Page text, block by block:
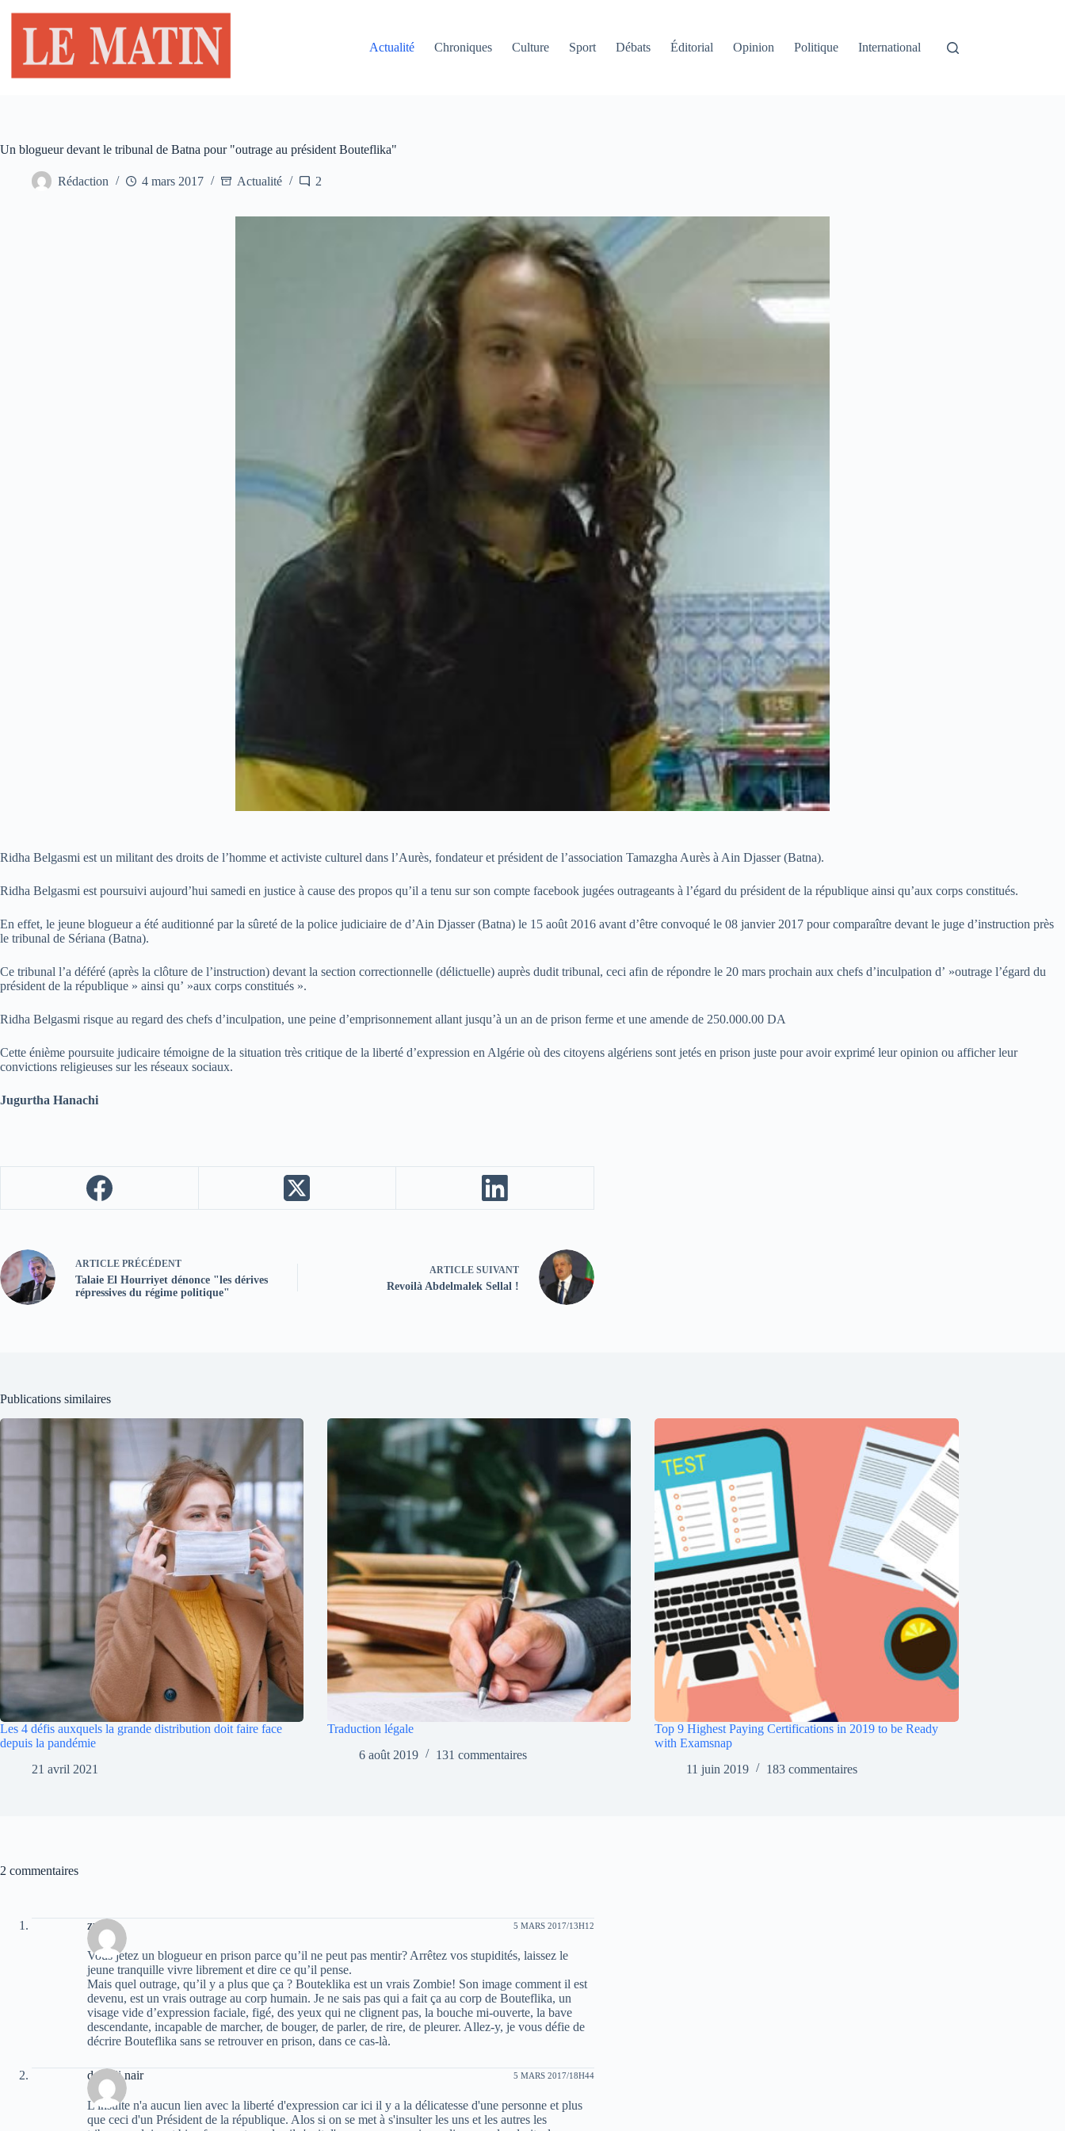
contenu
Actualité
Chroniques Culture Sport Débats Éditorial Opinion Politique International
Un blogueur devant le tribunal de Batna pour "outrage au président Bouteflika"
Rédaction 4 mars 2017 Actualité 2
Ridha Belgasmi est un militant des droits de l’homme et activiste culturel dans l’Aurès, fondateur et président de l’association Tamazgha Aurès à Ain Djasser (Batna).
Ridha Belgasmi est poursuivi aujourd’hui samedi en justice à cause des propos qu’il a tenu sur son compte facebook jugées outrageants à l’égard du président de la république ainsi qu’aux corps constitués.
En effet, le jeune blogueur a été auditionné par la sûreté de la police judiciaire de d’Ain Djasser (Batna) le 15 août 2016 avant d’être convoqué le 08 janvier 2017 pour comparaître devant le juge d’instruction près
le tribunal de Sériana (Batna).
Ce tribunal l’a déféré (après la clôture de l’instruction) devant la section correctionnelle (délictuelle) auprès dudit tribunal, ceci afin de répondre le 20 mars prochain aux chefs d’inculpation d’ »outrage l’égard du
président de la république » ainsi qu’ »aux corps constitués ».
Ridha Belgasmi risque au regard des chefs d’inculpation, une peine d’emprisonnement allant jusqu’à un an de prison ferme et une amende de 250.000.00 DA
Cette énième poursuite judicaire témoigne de la situation très critique de la liberté d’expression en Algérie où des citoyens algériens sont jetés en prison juste pour avoir exprimé leur opinion ou afficher leur
convictions religieuses sur les réseaux sociaux.
Jugurtha Hanachi
ARTICLE PRÉCÉDENT
Talaie El Hourriyet dénonce "les dérives
répressives du régime politique"
ARTICLE SUIVANT
Revoilà Abdelmalek Sellal !
Publications similaires
Les 4 défis auxquels la grande distribution doit faire face
depuis la pandémie
21 avril 2021
Traduction légale
6 août 2019
131 commentaires
Top 9 Highest Paying Certifications in 2019 to be Ready
with Examsnap
11 juin 2019
183 commentaires
2 commentaires
zwen 5 MARS 2017/13H12
Vous jetez un blogueur en prison parce qu’il ne peut pas mentir? Arrêtez vos stupidités, laissez le
jeune tranquille vivre librement et dire ce qu’il pense.
Mais quel outrage, qu’il y a plus que ça ? Bouteklika est un vrais Zombie! Son image comment il est
devenu, est un vrais outrage au corp humain. Je ne sais pas qui a fait ça au corp de Bouteflika, un
visage vide d’expression faciale, figé, des yeux qui ne clignent pas, la bouche mi-ouverte, la bave
descendante, incapable de marcher, de bouger, de parler, de rire, de pleurer. Allez-y, je vous défie de
décrire Bouteflika sans se retrouver en prison, dans ce cas-là.
deradji nair 5 MARS 2017/18H44
L'insulte n'a aucun lien avec la liberté d'expression car ici il y a la délicatesse d'une personne et plus
que ceci d'un Président de la république. Alos si on se met à s'insulter les uns et les autres les